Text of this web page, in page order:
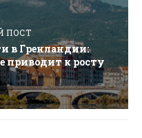
ПОСТ
в Гренландии:
приводит к росту